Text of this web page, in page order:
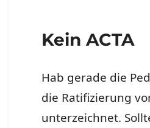
Kein ACTA
Hab gerade die
die Ratifizierung
unterzeichnet.